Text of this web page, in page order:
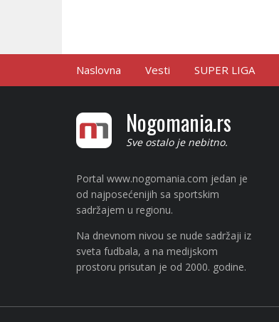
Naslovna Vesti SUPER LIGA
Nogomania.rs
Sve ostalo je nebitno.
Portal www.nogomania.com jedan je
od najposećenijih sa sportskim
sadržajem u regionu.
Na dnevnom nivou se nude sadržaji iz
sveta fudbala, a na medijskom
prostoru prisutan je od 2000. godine.